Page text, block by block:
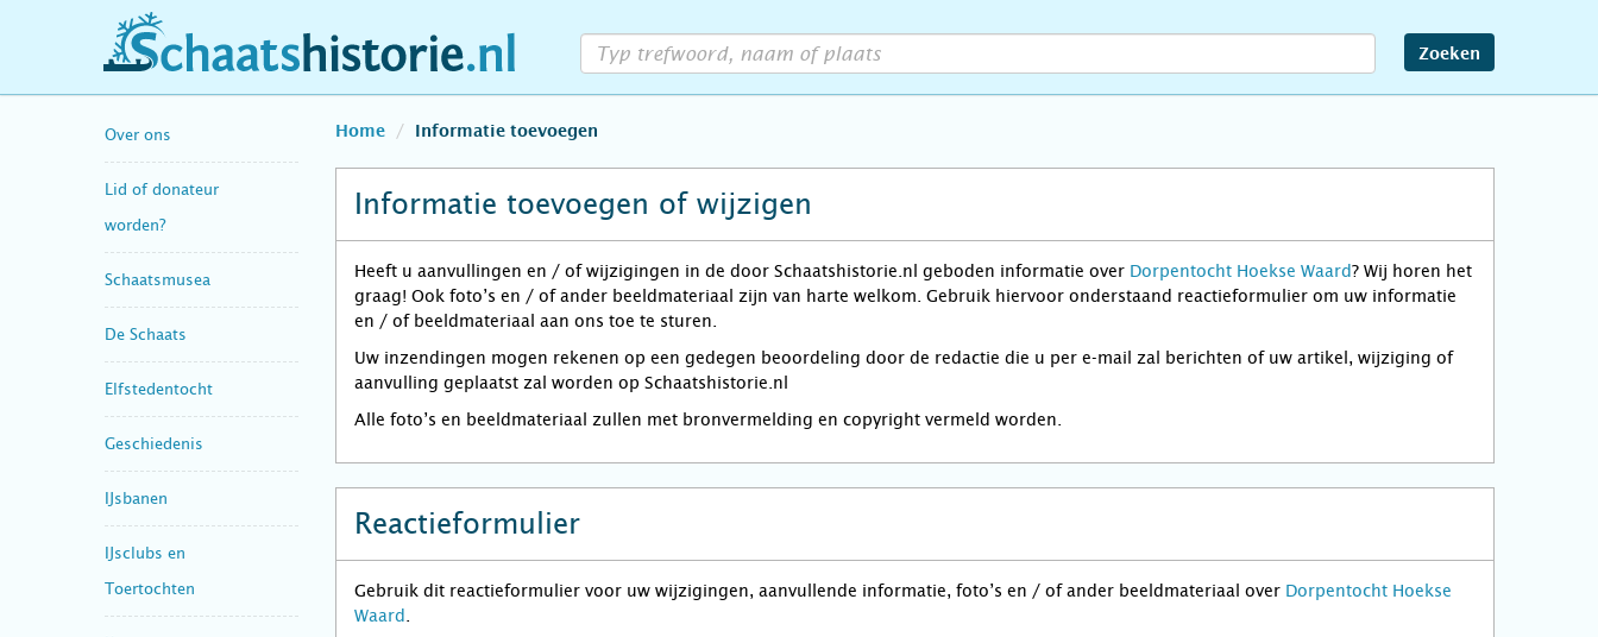
schaatshistorie.nl Zoeken
Over ons
Lid of donateur
worden?
Schaatsmusea
De Schaats
Elfstedentocht
Geschiedenis
IJsbanen
IJsclubs en
Toertochten
Home Informatie toevoegen
Informatie toevoegen of wijzigen
Heeft u aanvullingen en / of wijzigingen in de door Schaatshistorie.nl geboden informatie over Dorpentocht Hoekse Waard? Wij horen het
graag! Ook foto’s en / of ander beeldmateriaal zijn van harte welkom. Gebruik hiervoor onderstaand reactieformulier om uw informatie
en / of beeldmateriaal aan ons toe te sturen.
Uw inzendingen mogen rekenen op een gedegen beoordeling door de redactie die u per e-mail zal berichten of uw artikel, wijziging of
aanvulling geplaatst zal worden op Schaatshistorie.nl
Alle foto’s en beeldmateriaal zullen met bronvermelding en copyright vermeld worden.
Reactieformulier
Gebruik dit reactieformulier voor uw wijzigingen, aanvullende informatie, foto’s en / of ander beeldmateriaal over Dorpentocht Hoekse
Waard